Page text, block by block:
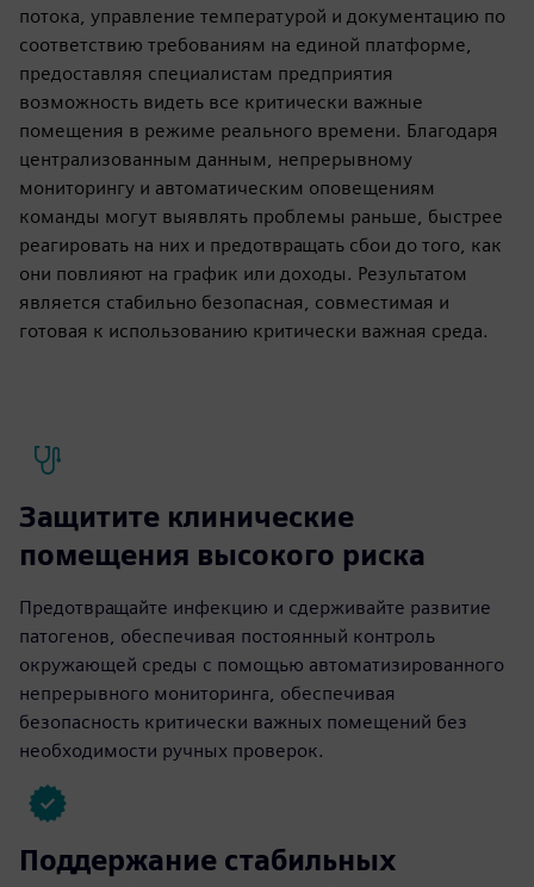
потока, управление температурой и документацию по
соответствию требованиям на единой платформе,
предоставляя специалистам предприятия
возможность видеть все критически важные
помещения в режиме реального времени. Благодаря
централизованным данным, непрерывному
мониторингу и автоматическим оповещениям
команды могут выявлять проблемы раньше, быстрее
реагировать на них и предотвращать сбои до того, как
они повлияют на график или доходы. Результатом
является стабильно безопасная, совместимая и
готовая к использованию критически важная среда.
Защитите клинические
помещения высокого риска
Предотвращайте инфекцию и сдерживайте развитие
патогенов, обеспечивая постоянный контроль
окружающей среды с помощью автоматизированного
непрерывного мониторинга, обеспечивая
безопасность критически важных помещений без
необходимости ручных проверок.
Поддержание стабильных